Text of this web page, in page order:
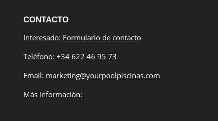
CONTACTO
Interesado: Formulario de contacto
Teléfono: +34 622 46 95 73
Email: marketing@yourpoolpiscinas.com
Más información: